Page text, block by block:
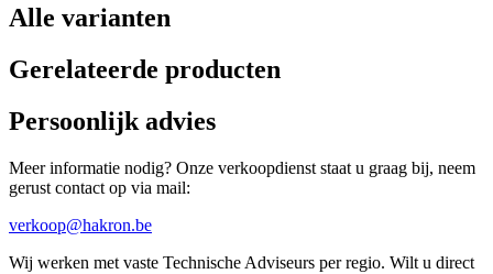
Alle varianten
Gerelateerde producten
Persoonlijk advies
Meer informatie nodig? Onze verkoopdienst staat u graag bij, neem
gerust contact op via mail:
verkoop@hakron.be
Wij werken met vaste Technische Adviseurs per regio. Wilt u direct